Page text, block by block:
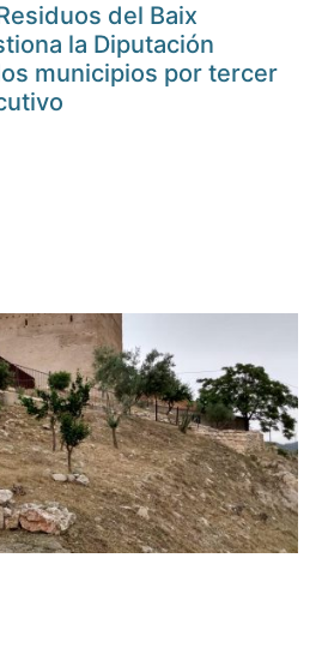
del Baix
la Diputación
municipios por tercer